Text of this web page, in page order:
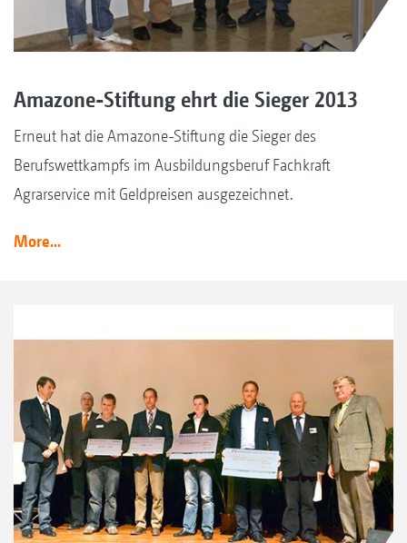
Amazone-Stiftung ehrt die Sieger 2013
Erneut hat die Amazone-Stiftung die Sieger des
Berufswettkampfs im Ausbildungsberuf Fachkraft
Agrarservice mit Geldpreisen ausgezeichnet.
More...